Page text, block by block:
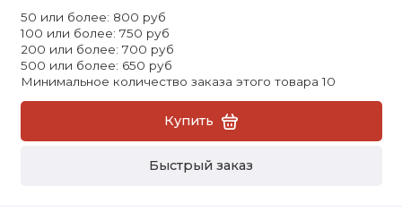
50 или более: 800 руб
100 или более: 750 руб
200 или более: 700 руб
500 или более: 650 руб
Минимальное количество заказа этого товара 10
Купить
Быстрый заказ